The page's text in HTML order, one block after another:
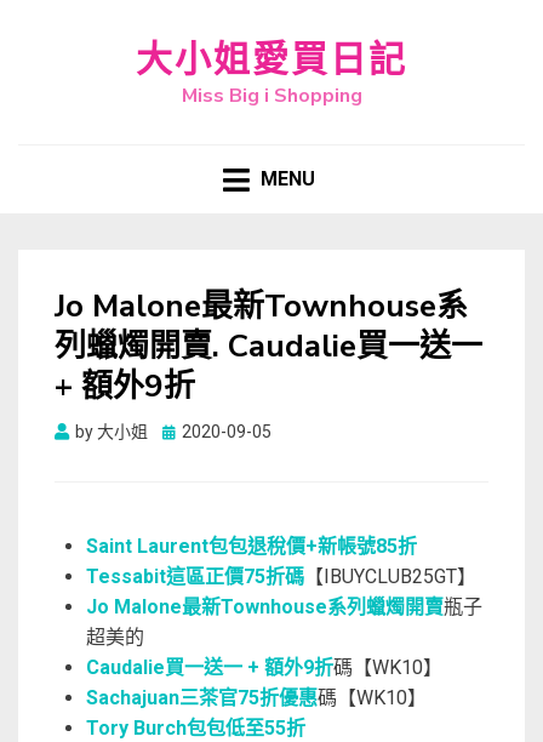
大小姐愛買日記
Miss Big i Shopping
MENU
Jo Malone最新Townhouse系
列蠟燭開賣. Caudalie買一送一
+ 額外9折
by大小姐
Posted
2020-09-05
Saint Laurent包包退稅價+新帳號85折
Tessabit這區正價75折碼 【IBUYCLUB25GT】
Jo Malone最新Townhouse系列蠟燭開賣瓶子
超美的
Caudalie買一送一 + 額外9折碼【WK10】
Sachajuan三茶官75折優惠碼【WK10】
Tory Burch包包低至55折